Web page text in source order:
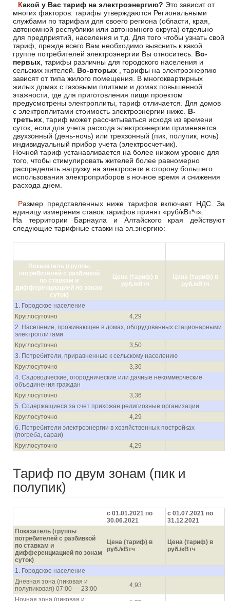
Какой у Вас тариф на электроэнергию? Это зависит от
многих факторов: тарифы утверждаются Региональными
службами по тарифам для своего региона (области, края,
автономной республики или автономного округа) отдельно
для предприятий, населения и т.д. Для того чтобы узнать свой
тариф, прежде всего Вам необходимо выяснить к какой
группе потребителей электроэнергии Вы относитесь. Во-
первых , тарифы различны для городского населения и
сельских жителей. Во-вторых , тарифы на электроэнергию
зависят от типа жилого помещения. В многоквартирных
жилых домах с газовыми плитами и домах повышенной
этажности, где для приготовления пищи проектом
предусмотрены электроплиты, тариф отличается. Для домов
с электроплитами стоимость электроэнергии ниже. В-
третьих , тариф может рассчитываться исходя из времени
суток, если для учета расхода электроэнергии применяется
двухзонный (день-ночь) или трехзонный (пик, полупик, ночь)
индивидуальный прибор учета (электросчетчик).
Ночной тариф устанавливается на более низком уровне для
того, чтобы стимулировать жителей более равномерно
распределять нагрузку на электросети в сторону большего
использования электроприборов в ночное время и снижения
расхода днем.
Размер представленных ниже тарифов включает НДС. За
единицу измерения ставок тарифов принят «руб/кВт*ч».
На территории Барнаула и Алтайского края действуют
следующие тарифные ставки на эл.энергию:
Показатель (группы
потребителей с разбивкой
по ставкам и
дифференциацией по зонам
суток)
Цена (тариф) в
руб./кВтч
Цена (тариф) в
руб./кВтч
1. Городское население
Круглосуточно
4,29
2. Население, проживающее в домах, оборудованных стационарными
электроплитами
Круглосуточно
3,50
3. Потребители, приравненные к сельскому населению
Круглосуточно
3,36
4. Садоводческие, огороднические или дачные некоммерческие
объединения граждан
Круглосуточно
3,36
5. Содержащиеся за счет прихожан религиозные организации
Круглосуточно
4,29
6. Потребители электроэнергии в хозяйственных постройках
(погреба, сараи)
Круглосуточно
4,29
Тариф по двум зонам (пик и
полупик)
с 01.01.2021 по
30.06.2021
с 01.07.2021 по
31.12.2021
Показатель (группы
потребителей с разбивкой
по ставкам и
дифференциацией по зонам
суток)
Цена (тариф) в
руб./кВтч
Цена (тариф) в
руб./кВтч
1. Городское население
Дневная зона (пиковая и
полупиковая) 07:00 — 23:00
4,93
Ночная зона (пиковая и